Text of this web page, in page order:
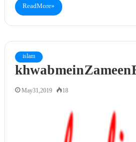
Read More »
islam
khwab mein Zameen
May 31, 2019 18